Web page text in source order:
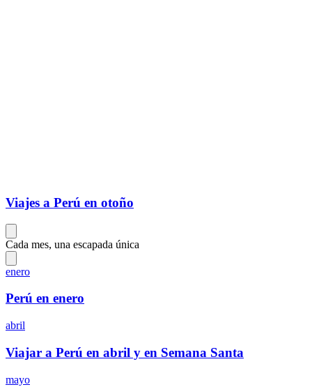
Viajes a Perú en otoño
Cada mes, una escapada única
enero
Perú en enero
abril
Viajar a Perú en abril y en Semana Santa
mayo